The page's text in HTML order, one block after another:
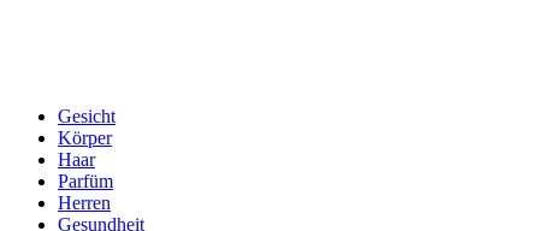
Gesicht
Körper
Haar
Parfüm
Herren
Gesundheit